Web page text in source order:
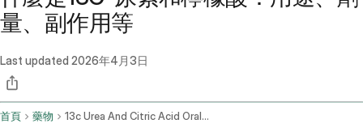
量、副作用等
Last updated 2026年4月3日
首頁 藥物 13c Urea And Citric Acid Oral Route